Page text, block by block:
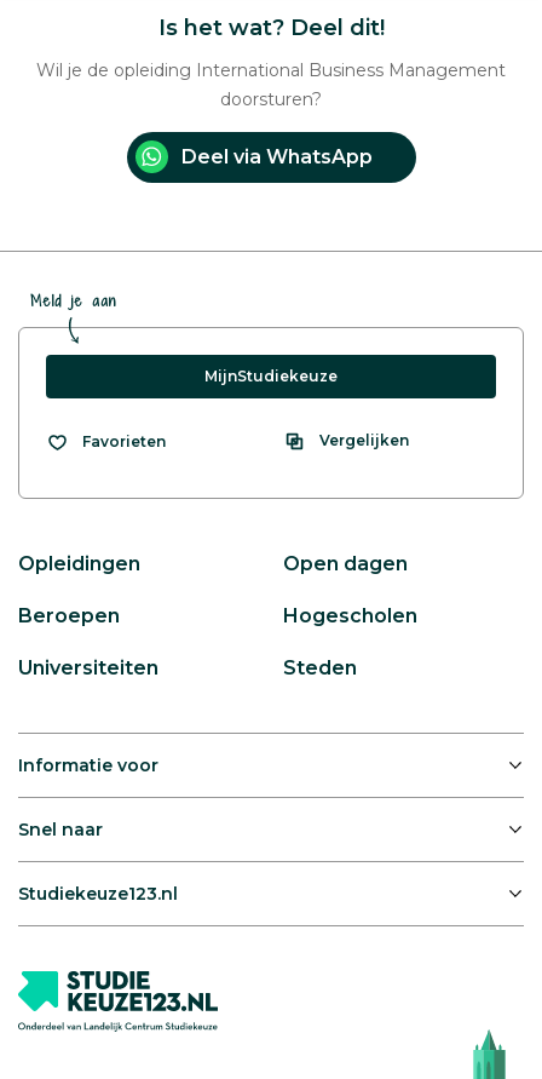
Is het wat? Deel dit!
Wil je de opleiding International Business Management
doorsturen?
Deel via WhatsApp
Meld je aan
MijnStudiekeuze
Favorieten Vergelijken
Opleidingen Open dagen
Beroepen Hogescholen
Universiteiten Steden
Informatie voor
Snel naar
Studiekeuze123.nl